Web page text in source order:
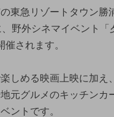
東急リゾートタウン勝
野外シネマイベント「
されます。
しめる映画上映に加え
元グルメのキッチンカ
ントです。